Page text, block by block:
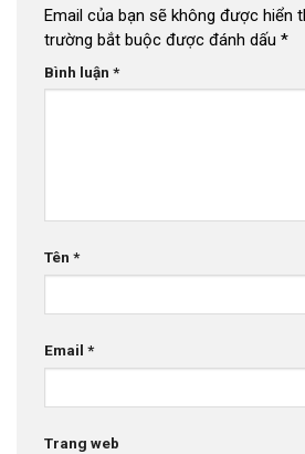
Email của bạn sẽ không được hiển
trường bắt buộc được đánh dấu *
Bình luận *
Tên *
Email *
Trang web